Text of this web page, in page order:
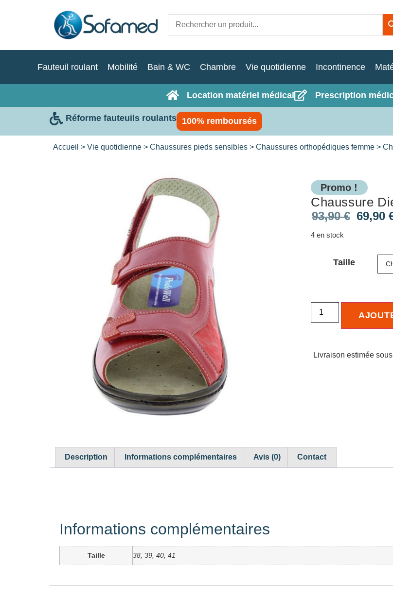
Fauteuil roulant Mobilité Bain & WC Chambre Vie quotidienne Incontinence
Location matériel médical Prescription
Réforme fauteuils roulants 100% remboursés
Accueil > Vie quotidienne > Chaussures pieds sensibles > Chaussures orthopédiques femme >
Chaussure
Promo !
93,90€ 69,90
4 en stock
Taille
Livraison estimée sous
Description Informations complémentaires Avis (0) Contact
Informations complémentaires
Taille 38, 39, 40, 41